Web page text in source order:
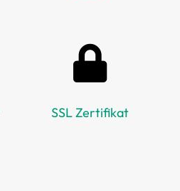
SSL Zertifikat